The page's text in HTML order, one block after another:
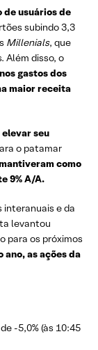
de usuários de
subindo 3,3
Millenials, que
Além disso, o
gastos dos
maior receita
seu
o patamar
como
9% A/A.
e da
levantou
para os próximos
ano, as ações da
-5,0% (às 10:45